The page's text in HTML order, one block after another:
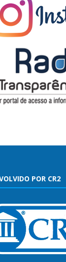
POR CR2